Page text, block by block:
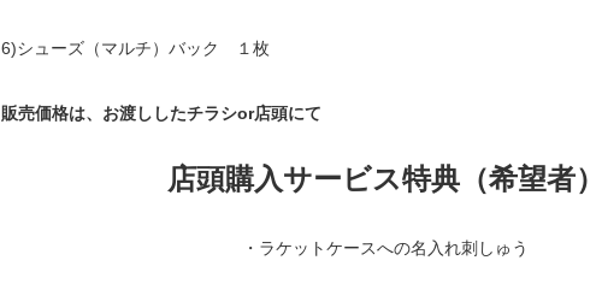
6)シューズ（マルチ）バック １枚
販売価格は、お渡ししたチラシor店頭にて
店頭購入サービス特典（希望者）
・ラケットケースへの名入れ刺しゅう